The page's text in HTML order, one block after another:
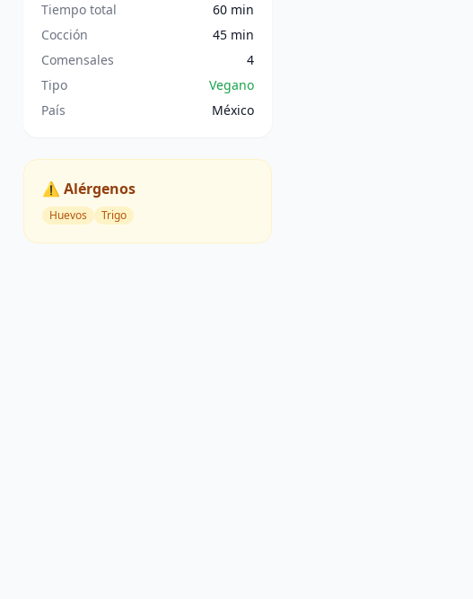
Tiempo total
60 min
Cocción
45 min
Comensales
4
Tipo
Vegano
País
México
⚠️ Alérgenos
Huevos Trigo